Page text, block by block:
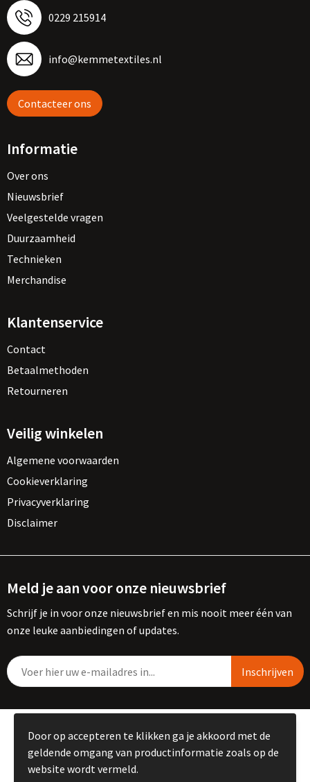
0229 215914
info@kemmetextiles.nl
Contacteer ons
Informatie
Over ons
Nieuwsbrief
Veelgestelde vragen
Duurzaamheid
Technieken
Merchandise
Klantenservice
Contact
Betaalmethoden
Retourneren
Veilig winkelen
Algemene voorwaarden
Cookieverklaring
Privacyverklaring
Disclaimer
Meld je aan voor onze nieuwsbrief
Schrijf je in voor onze nieuwsbrief en mis nooit meer één van
onze leuke aanbiedingen of updates.
© Copyright Kemme B.V. 2023
Door op accepteren te klikken ga je akkoord met de
geldende omgang van productinformatie zoals op de
website wordt vermeld.